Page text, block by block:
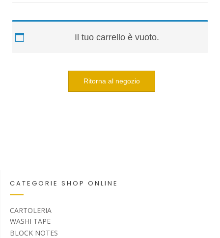
Il tuo carrello è vuoto.
Ritorna al negozio
CATEGORIE SHOP ONLINE
CARTOLERIA
WASHI TAPE
BLOCK NOTES